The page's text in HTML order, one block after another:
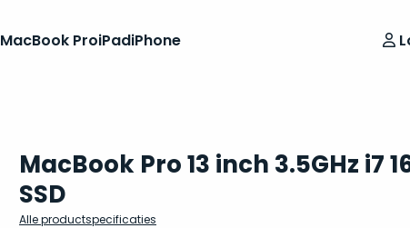
MacBook ProiPadiPhone
MacBook Pro 13 inch 3.5GHz i7
SSD
Alle productspecificaties